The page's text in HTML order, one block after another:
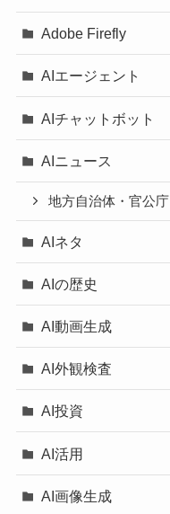
Adobe Firefly
AIエージェント
AIチャットボット
AIニュース
地方自治体・官公庁
AIネタ
AIの歴史
AI動画生成
AI外観検査
AI投資
AI活用
AI画像生成